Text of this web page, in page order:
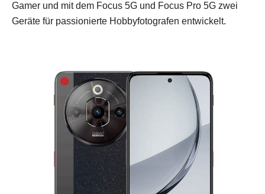
Gamer und mit dem Focus 5G und Focus Pro 5G zwei
Geräte für passionierte Hobbyfotografen entwickelt.